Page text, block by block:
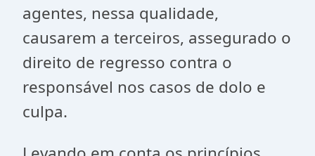
agentes, nessa qualidade,
causarem a terceiros, assegurado o
direito de regresso contra o
responsável nos casos de dolo e
culpa.